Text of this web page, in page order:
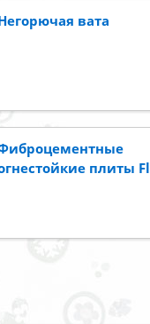
вата
плиты